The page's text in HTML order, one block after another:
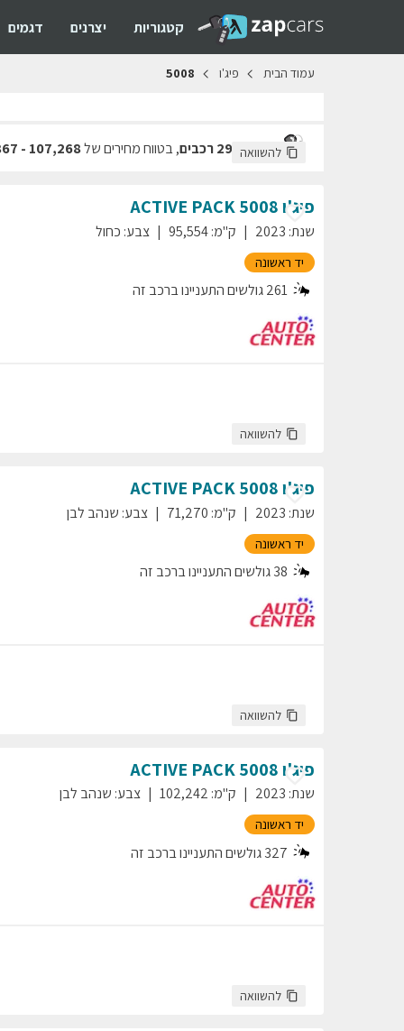
קטגוריות יצרנים דגמים
עמוד הבית פיג'ו 5008
מצאנו 29 רכבים , בטווח מחירים של107,268
- להשוואה
פיג'ו5008
ACTIVE PACK
שנת:
2023 ק"מ:
95,554 צבע: כחול
יד ראשונה
261גולשים התעניינו ברכב זה
להשוואה
פיג'ו5008
ACTIVE PACK
שנת:
2023 ק"מ:
71,270 צבע: שנהב לבן
יד ראשונה
38גולשים התעניינו ברכב זה
להשוואה
פיג'ו5008
ACTIVE PACK
שנת:
2023 ק"מ:
102,242 צבע: שנהב לבן
יד ראשונה
327גולשים התעניינו ברכב זה
להשוואה